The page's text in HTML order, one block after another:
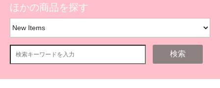
ほかの商品を探す
検索